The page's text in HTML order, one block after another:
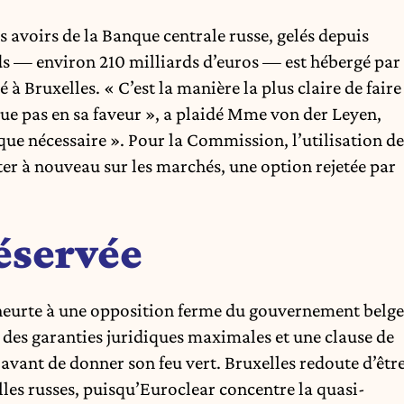
de la Banque centrale russe, gelés depuis
— environ 210 milliards d’euros — est hébergé par
Bruxelles. « C’est la manière la plus claire de faire
pas en sa faveur », a plaidé Mme von der Leyen,
nécessaire ». Pour la Commission, l’utilisation de
à nouveau sur les marchés, une option rejetée par
à une opposition ferme du gouvernement
garanties juridiques maximales et une clause de
de donner son feu vert. Bruxelles redoute
russes, puisqu’Euroclear concentre la quasi-